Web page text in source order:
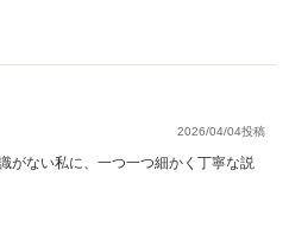
2026/04/04投稿
がない私に、一つ一つ細かく丁寧な説